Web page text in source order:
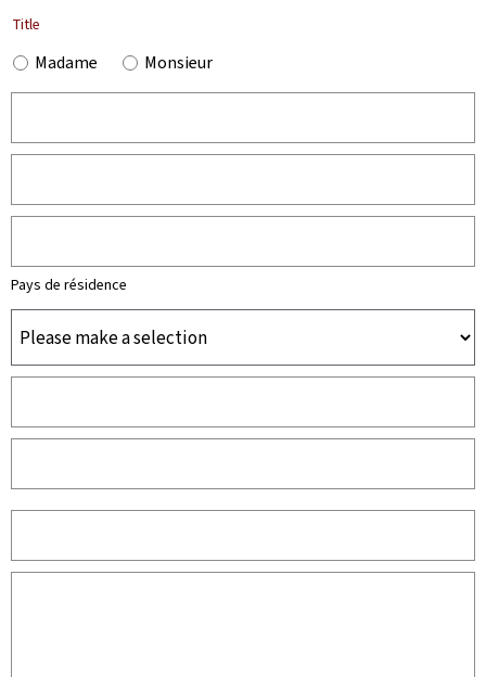
Title
Madame Monsieur
Pays de résidence